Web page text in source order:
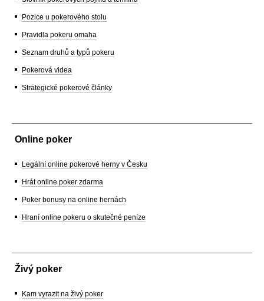
Pozice u pokerového stolu
Pravidla pokeru omaha
Seznam druhů a typů pokeru
Pokerová videa
Strategické pokerové články
Online poker
Legální online pokerové herny v Česku
Hrát online poker zdarma
Poker bonusy na online hernách
Hraní online pokeru o skutečné peníze
Živý poker
Kam vyrazit na živý poker